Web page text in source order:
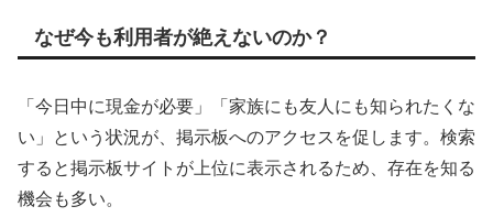
なぜ今も利用者が絶えないのか？
「今日中に現金が必要」「家族にも友人にも知られたくな
い」という状況が、掲示板へのアクセスを促します。検索
すると掲示板サイトが上位に表示されるため、存在を知る
機会も多い。